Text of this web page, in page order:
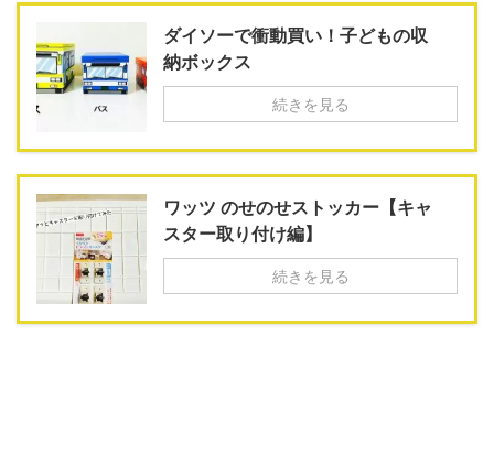
ダイソーで衝動買い！子どもの収
納ボックス
続きを見る
ワッツ のせのせストッカー【キャ
スター取り付け編】
続きを見る